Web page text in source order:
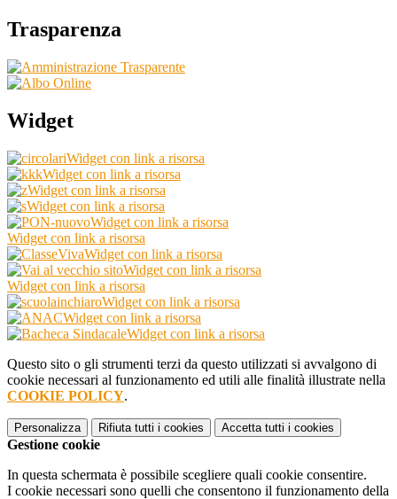
Trasparenza
Widget
Widget con link a risorsa
Widget con link a risorsa
Widget con link a risorsa
Widget con link a risorsa
Widget con link a risorsa
Widget con link a risorsa
Widget con link a risorsa
Widget con link a risorsa
Widget con link a risorsa
Widget con link a risorsa
Widget con link a risorsa
Widget con link a risorsa
Questo sito o gli strumenti terzi da questo utilizzati si avvalgono di
cookie necessari al funzionamento ed utili alle finalità illustrate nella
COOKIE POLICY.
Personalizza Rifiuta tutti i cookies Accetta tutti i cookies
Gestione cookie
In questa schermata è possibile scegliere quali cookie consentire.
I cookie necessari sono quelli che consentono il funzionamento della